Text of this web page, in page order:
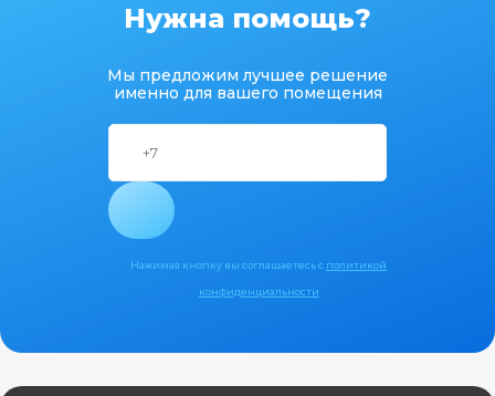
Нужна помощь?
Мы предложим лучшее решение
именно для вашего помещения
Нажимая кнопку вы соглашаетесь с политикой
конфиденциальности